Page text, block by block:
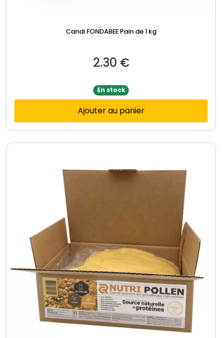
Candi FONDABEE Pain de 1 kg
2.30 €
En stock
Ajouter au panier